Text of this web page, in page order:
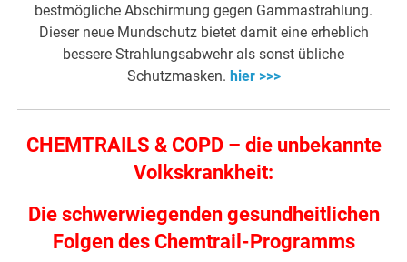
bestmögliche Abschirmung gegen Gammastrahlung.
Dieser neue Mundschutz bietet damit eine erheblich
bessere Strahlungsabwehr als sonst übliche
Schutzmasken. hier >>>
CHEMTRAILS & COPD – die unbekannte
Volkskrankheit:
Die schwerwiegenden gesundheitlichen
Folgen des Chemtrail-Programms